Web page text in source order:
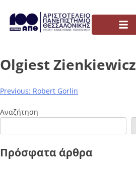
Olgiest Zienkiewicz
Previous: Robert Gorlin
Αναζήτηση
Πρόσφατα άρθρα